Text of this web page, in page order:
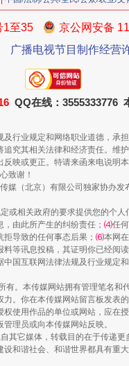
走近一线检察官
1至35
京公网安备
广播电视节目制作经营
QQ在线：3555333776
行业规定和网络职业道德，承
究其相关法律和经济责任。维
映或更正。特请来函来电说明
致谢！
媒（北京）有限公司独家协办
或相关政府的要求提供您的个人
由此所产生的纠纷责任； ⑷任
拒导致的任何事态后果； ⑹本网
等讯息投稿，其证明你已经阅
国互联网法律法规及行业规定
有。本传媒网站拥有管理笔名
。你在本传媒网站留言板发表
使用作品的单位或网站，应在
理员或向本传媒网站反映。
其它媒体，转载目的在于传递
和谐社会、和谐世界都具有重